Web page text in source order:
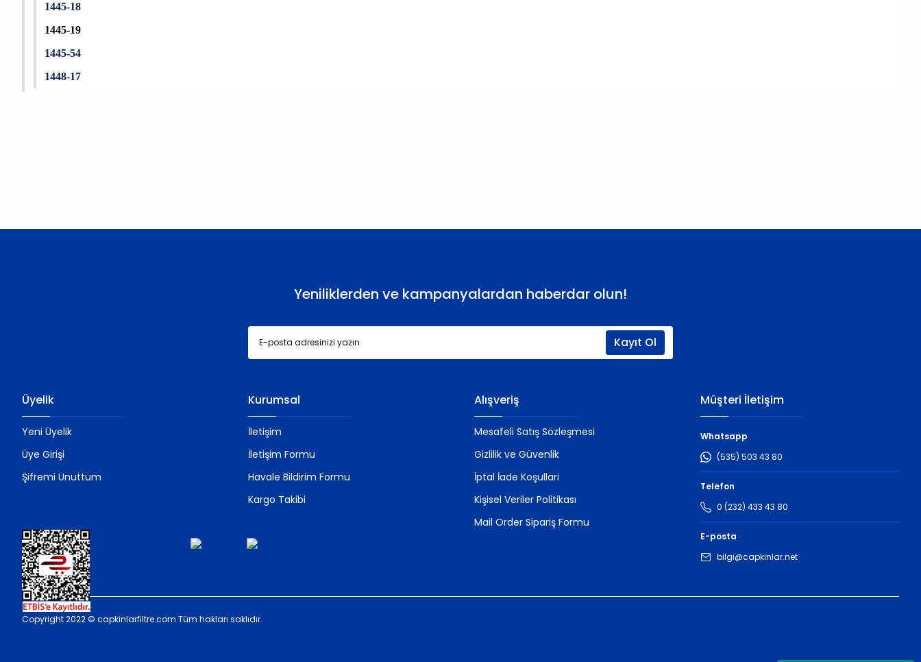
1445-18
1445-19
1445-54
1448-17
Ürün bilgilerinde hatalar bulunuyor.
Gönder
Yeniliklerden ve kampanyalardan haberdar olun!
Kayıt Ol
Üyelik
Yeni Üyelik
Üye Girişi
Şifremi Unuttum
Kurumsal
İletişim
İletişim Formu
Havale Bildirim Formu
Kargo Takibi
Alışveriş
Mesafeli Satış Sözleşmesi
Gizlilik ve Güvenlik
İptal İade Koşullari
Kişisel Veriler Politikası
Mail Order Sipariş Formu
Müşteri İletişim
Whatsapp
(535) 503 43 80
Telefon
0 (232) 433 43 80
E-posta
bilgi@capkinlar.net
Copyright 2022 © capkinlarfiltre.com Tüm hakları saklıdır.